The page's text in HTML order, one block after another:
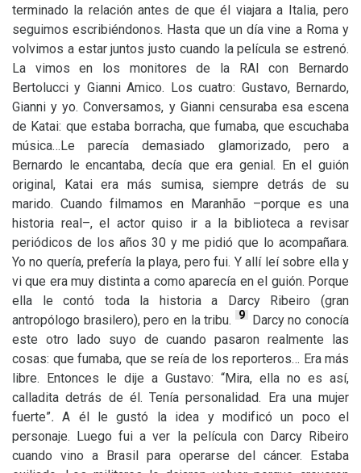
terminado la relación antes de que él viajara a Italia, pero
seguimos escribiéndonos. Hasta que un día vine a Roma y
volvimos a estar juntos justo cuando la película se estrenó.
La vimos en los monitores de la RAI con Bernardo
Bertolucci y Gianni Amico. Los cuatro: Gustavo, Bernardo,
Gianni y yo. Conversamos, y Gianni censuraba esa escena
de Katai: que estaba borracha, que fumaba, que escuchaba
música…Le parecía demasiado glamorizado, pero a
Bernardo le encantaba, decía que era genial. En el guión
original, Katai era más sumisa, siempre detrás de su
marido. Cuando filmamos en Maranhão –porque es una
historia real–, el actor quiso ir a la biblioteca a revisar
periódicos de los años 30 y me pidió que lo acompañara.
Yo no quería, prefería la playa, pero fui. Y allí leí sobre ella y
vi que era muy distinta a como aparecía en el guión. Porque
ella le contó toda la historia a Darcy Ribeiro (gran
antropólogo brasilero), pero en la tribu.
9
Darcy no conocía
este otro lado suyo de cuando pasaron realmente las
cosas: que fumaba, que se reía de los reporteros… Era más
libre. Entonces le dije a Gustavo: “Mira, ella no es así,
calladita detrás de él. Tenía personalidad. Era una mujer
fuerte”. A él le gustó la idea y modificó un poco el
personaje. Luego fui a ver la película con Darcy Ribeiro
cuando vino a Brasil para operarse del cáncer. Estaba